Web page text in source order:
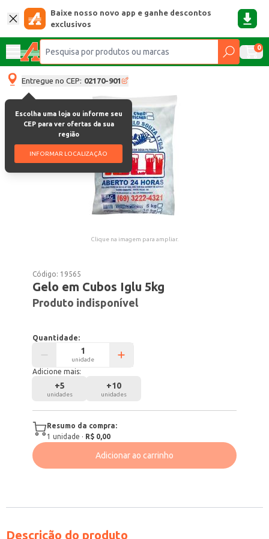
Baixe nosso novo app e ganhe descontos
exclusivos
0
Entregue no CEP: 02170-901
Escolha uma loja ou informe seu
CEP para ver ofertas da sua
região
INFORMAR LOCALIZAÇÃO
Clique na imagem para ampliar.
Código: 19565
Gelo em Cubos Iglu 5kg
Produto indisponível
Quantidade:
unidade
Adicione mais:
+5
unidades
+10
unidades
Resumo da compra:
1 unidade · R$ 0,00
Adicionar ao carrinho
Descrição do produto